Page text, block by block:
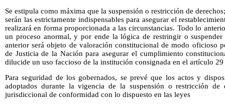
Se estipula como máxima que la suspensión o restricción de
serán las estrictamente indispensables para asegurar el
realizará en forma proporcionada a las circunstancias. Todo lo
un proceso anormal, y por ende la lógica de restringir o
anterior será objeto de valoración constitucional de modo oficioso
de Justicia de la Nación para asegurar el cumplimiento
dilucide un uso faccioso de la institución consignada en el artículo
Para seguridad de los gobernados, se prevé que los actos y
adoptados durante la vigencia de la suspensión o restricción de
jurisdiccional de conformidad con lo dispuesto en las leyes